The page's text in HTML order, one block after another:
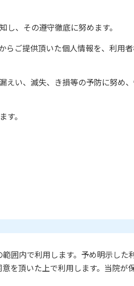
、その遵守徹底に努めます。
ご提供頂いた個人情報を、利用
い、滅失、き損等の予防に努め
す。
囲内で利用します。予め明示した
を頂いた上で利用します。当院が